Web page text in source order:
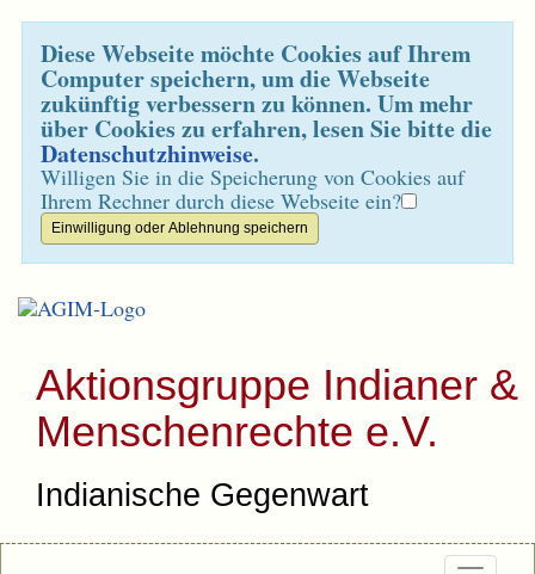
Diese Webseite möchte Cookies auf Ihrem
Computer speichern, um die Webseite
zukünftig verbessern zu können. Um mehr
über Cookies zu erfahren, lesen Sie bitte die
Datenschutzhinweise.
Willigen Sie in die Speicherung von Cookies auf
Ihrem Rechner durch diese Webseite ein?
Aktionsgruppe Indianer &
Menschenrechte e.V.
Indianische Gegenwart